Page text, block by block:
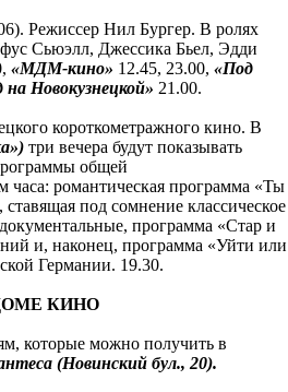
Режиссер Нил Бургер. В ролях
Сьюэлл, Джессика Бьел, Эдди
«МДМ-кино» 12.45, 23.00, «Под
на Новокузнецкой» 21.00.
короткометражного кино. В
три вечера будут показывать
общей
романтическая программа «Ты
под сомнение классическое
программа «Стар и
и, наконец, программа «Уйти или
Германии. 19.30.
КИНО
которые можно получить в
(Новинский бул., 20).